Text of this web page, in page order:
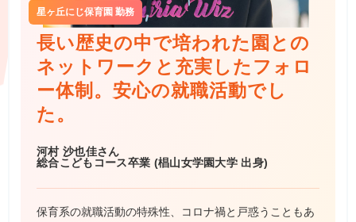
星ヶ丘にじ保育園 勤務
長い歴史の中で培われた園との
ネットワークと充実したフォロ
ー体制。安心の就職活動でし
た。
河村 沙也佳さん
総合こどもコース卒業 (椙山女学園大学 出身)
保育系の就職活動の特殊性、コロナ禍と戸惑うこともあ